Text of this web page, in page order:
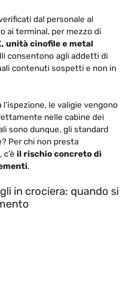
dal personale al
ai terminal, per mezzo di
unità cinofile e metal
consentono agli addetti di
contenuti sospetti e non in
le valigie vengono
nelle cabine dei
sono dunque, gli standard
Per chi non presta
il rischio concreto di
.
in crociera: quando si